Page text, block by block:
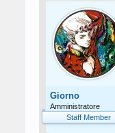
Giorno
Amministratore
Staff Member